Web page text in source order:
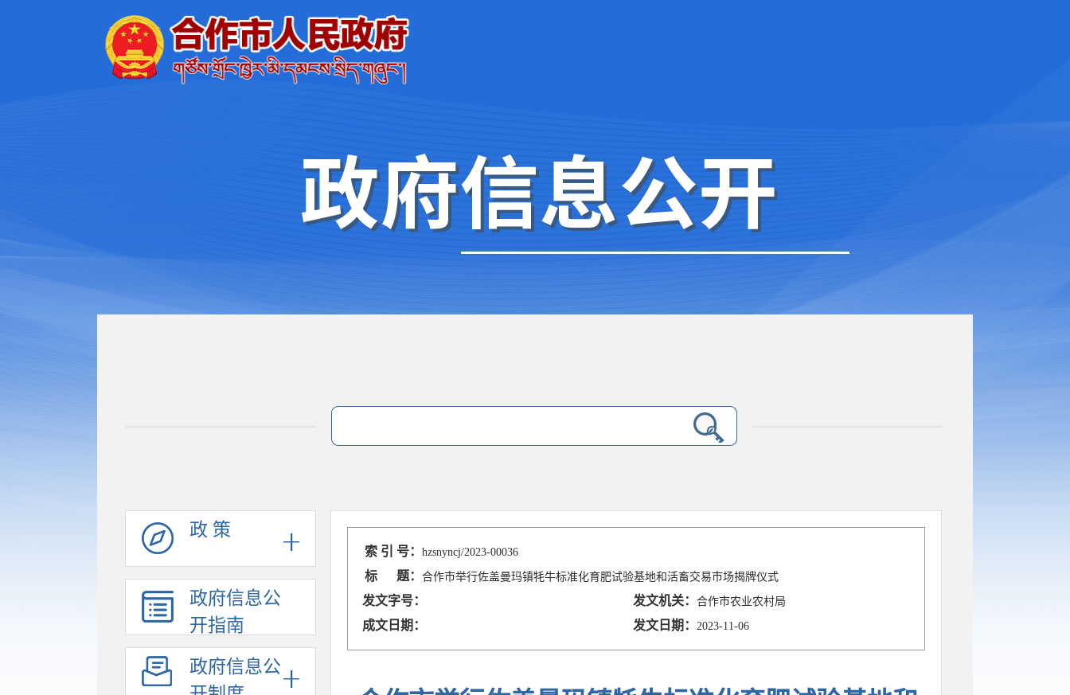
政 策
政府信息公
开指南
政府信息公
索 引 号：hzsnyncj/2023-00036
标 题：合作市举行佐盖曼玛镇牦牛标准化育肥试验基地和活畜交易市场揭牌仪式
发文字号： 发文机关：合作市农业农村局
成文日期： 发文日期： 2023-11-06